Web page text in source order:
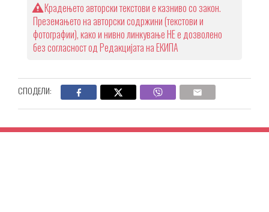
Крадењето авторски текстови е казниво со закон.
Преземањето на авторски содржини (текстови и
фотографии), како и нивно линкување НЕ е дозволено
без согласност од Редакцијата на ЕКИПА
СПОДЕЛИ: